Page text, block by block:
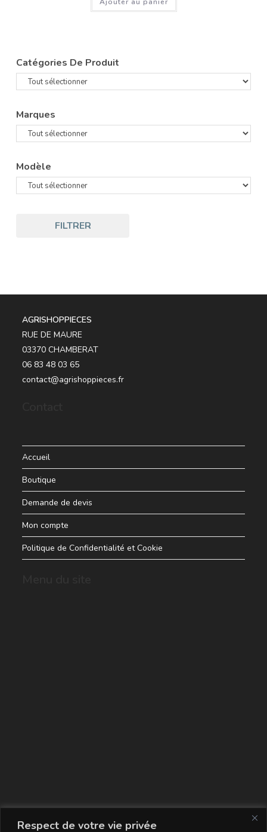
Respect de votre vie privée
Catégories De Produit
Marques
Modèle
FILTRER
AGRISHOPPIECES
RUE DE MAURE
03370 CHAMBERAT
06 83 48 03 65
contact@agrishoppieces.fr
Accueil
Boutique
Demande de devis
Mon compte
Politique de Confidentialité et Cookie
La carte